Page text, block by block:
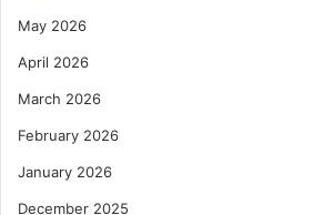
May 2026
April 2026
March 2026
February 2026
January 2026
December 2025